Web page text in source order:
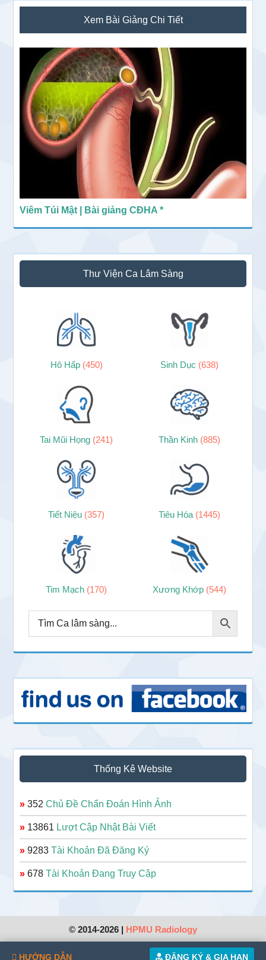
Sidebar
chính
Xem Bài Giảng Chi Tiết
Viêm Túi Mật | Bài giảng CĐHA *
Thư Viện Ca Lâm Sàng
Hô Hấp (450) Sinh Dục (638)
Tai Mũi Họng (241) Thần Kinh (885)
Tiết Niệu (357) Tiêu Hóa (1445)
Tim Mạch (170) Xương Khớp (544)
Thống Kê Website
» 352Chủ Đề Chẩn Đoán Hình Ảnh
» 13861 Lượt Cập Nhật Bài Viết
» 9283Tài Khoản Đã Đăng Ký
» 678Tài Khoản Đang Truy Cập
© 2014-2026 | HPMU Radiology
HƯỚNG DẪN ĐĂNG KÝ & GIA HẠN